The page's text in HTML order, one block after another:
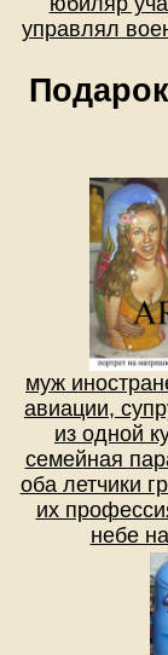
управлял
муж
авиации,
из одной
семейная
оба летчики
их
небе